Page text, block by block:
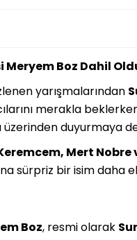
Meryem Boz Dahil
yarışmalarından
merakla
duyurmaya
Mert Nobre
sürpriz bir isim daha
Boz, resmi olarak